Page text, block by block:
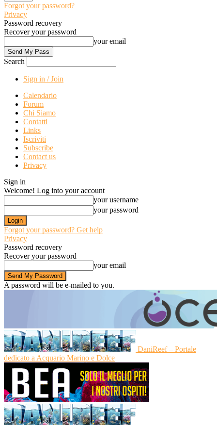
Forgot your password?
Privacy
Password recovery
Recover your password
your email
Search
Sign in / Join
Calendario
Forum
Chi Siamo
Contatti
Links
Iscriviti
Subscribe
Contact us
Privacy
Sign in
Welcome! Log into your account
your username
your password
Forgot your password? Get help
Privacy
Password recovery
Recover your password
your email
A password will be e-mailed to you.
DaniReef – Portale
dedicato a Acquario Marino e Dolce